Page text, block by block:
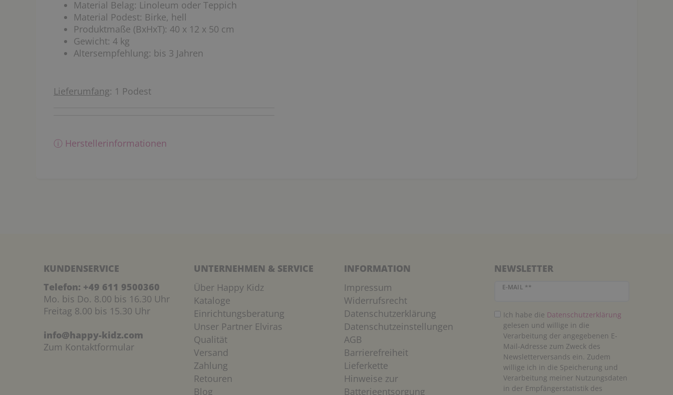
Material Belag: Linoleum oder Teppich
Material Podest: Birke, hell
Produktmaße (BxHxT): 40 x 12 x 50 cm
Gewicht: 4 kg
Altersempfehlung: bis 3 Jahren
Lieferumfang: 1 Podest
ⓘ Herstellerinformationen
KUNDENSERVICE
Telefon: +49 611 9500360
Mo. bis Do. 8.00 bis 16.30 Uhr
Freitag 8.00 bis 15.30 Uhr
info@happy-kidz.com
Zum Kontaktformular
UNTERNEHMEN & SERVICE
Über Happy Kidz
Kataloge
Einrichtungsberatung
Unser Partner Elviras
Qualität
Versand
Zahlung
Retouren
Blog
INFORMATION
Impressum
Widerrufsrecht
Datenschutzerklärung
Datenschutzeinstellungen
AGB
Barrierefreiheit
Lieferkette
Hinweise zur
Batterieentsorgung
NEWSLETTER
E-MAIL **
Newsletter Honig
Ich habe die Daten­schutz­erklärung
gelesen und willige in die
Verarbeitung der angegebenen E-
Mail-Adresse zum Zweck des
Newsletterversands ein. Zudem
willige ich in die Speicherung und
Verarbeitung meiner Nutzungsdaten
in der Empfängerstatistik des